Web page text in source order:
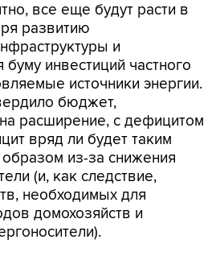
все еще будут расти в
развитию
и
инвестиций частного
источники энергии.
бюджет,
расширение, с дефицитом
вряд ли будет таким
из-за снижения
(и, как следствие,
необходимых для
домохозяйств и